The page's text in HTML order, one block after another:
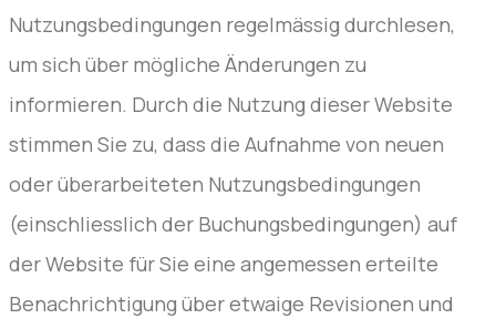
Nutzungsbedingungen regelmässig durchlesen,
um sich über mögliche Änderungen zu
informieren. Durch die Nutzung dieser Website
stimmen Sie zu, dass die Aufnahme von neuen
oder überarbeiteten Nutzungsbedingungen
(einschliesslich der Buchungsbedingungen) auf
der Website für Sie eine angemessen erteilte
Benachrichtigung über etwaige Revisionen und